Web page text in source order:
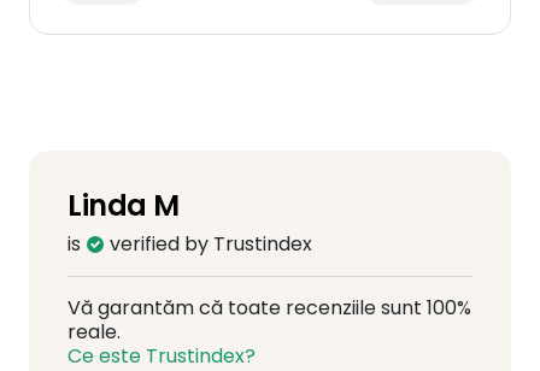
Linda M
is verified by Trustindex
Vă garantăm că toate recenziile sunt 100%
reale.
Ce este Trustindex?